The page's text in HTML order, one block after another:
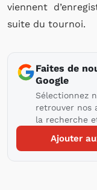
viennent
suite du tournoi.
Faites de
Google
Sélectionnez
retrouver nos
la recherche
Ajouter